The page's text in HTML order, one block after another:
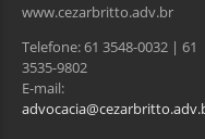
www.cezarbritto.adv.br
Telefone: 61 3548-0032 | 61
3535-9802
E-mail: